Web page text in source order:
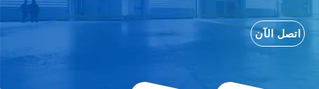
اتصل الآن